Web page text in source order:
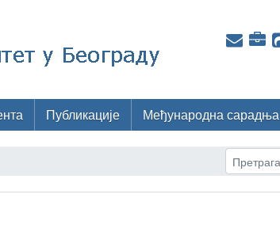
Публикације Међународна сарадња